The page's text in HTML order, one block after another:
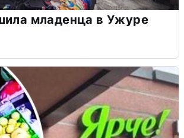
младенца в Ужуре